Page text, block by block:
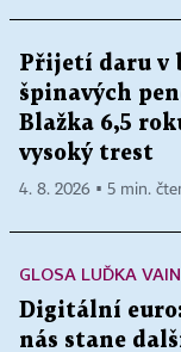
Přijetí daru v
špinavých
Blažka 6,5
vysoký trest
4. 8. 2026 ▪ 5 min.
GLOSA LUĎKA
Digitální
nás stane